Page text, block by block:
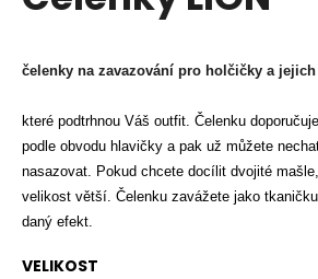
5
hvězdiček.
čelenky na zavazování pro holčičky a
které podtrhnou Váš outfit. Čelenku
podle obvodu hlavičky a pak už můžete
nasazovat. Pokud chcete docílit dvojité
velikost větší. Čelenku zavážete jako
daný efekt.
VELIKOST
j
í
t
?